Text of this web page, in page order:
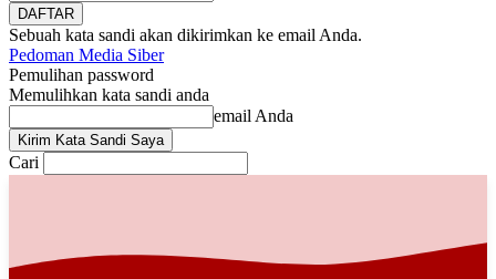
Sebuah kata sandi akan dikirimkan ke email Anda.
Pedoman Media Siber
Pemulihan password
Memulihkan kata sandi anda
email Anda
Cari